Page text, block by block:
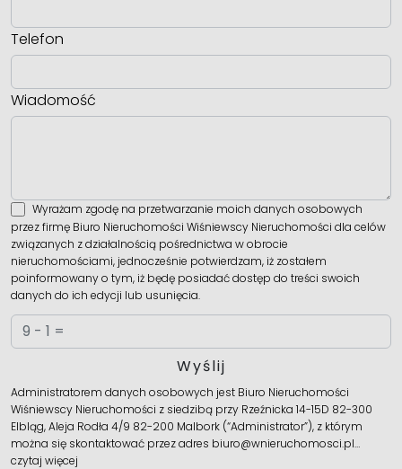
Telefon
Wiadomość
Wyrażam zgodę na przetwarzanie moich danych osobowych
przez firmę Biuro Nieruchomości Wiśniewscy Nieruchomości dla celów
związanych z działalnością pośrednictwa w obrocie
nieruchomościami, jednocześnie potwierdzam, iż zostałem
poinformowany o tym, iż będę posiadać dostęp do treści swoich
danych do ich edycji lub usunięcia.
Administratorem danych osobowych jest Biuro Nieruchomości
Wiśniewscy Nieruchomości z siedzibą przy Rzeźnicka 14-15D 82-300
Elbląg, Aleja Rodła 4/9 82-200 Malbork (“Administrator”), z którym
można się skontaktować przez adres biuro@wnieruchomosci.pl…
czytaj więcej